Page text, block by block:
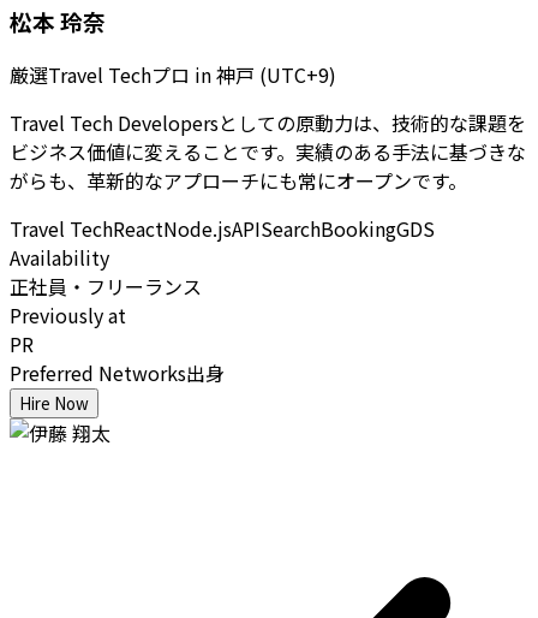
松本 玲奈
厳選Travel Techプロ in神戸 (UTC+9)
Travel Tech Developersとしての原動力は、技術的な課題を
ビジネス価値に変えることです。実績のある手法に基づきな
がらも、革新的なアプローチにも常にオープンです。
Travel TechReactNode.jsAPISearchBookingGDS
Availability
正社員・フリーランス
Previously at
PR
Preferred Networks出身
Hire Now